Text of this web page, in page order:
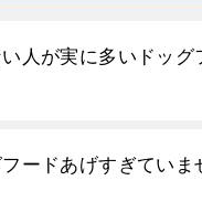
人が実に多いドッ
フードあげすぎてい